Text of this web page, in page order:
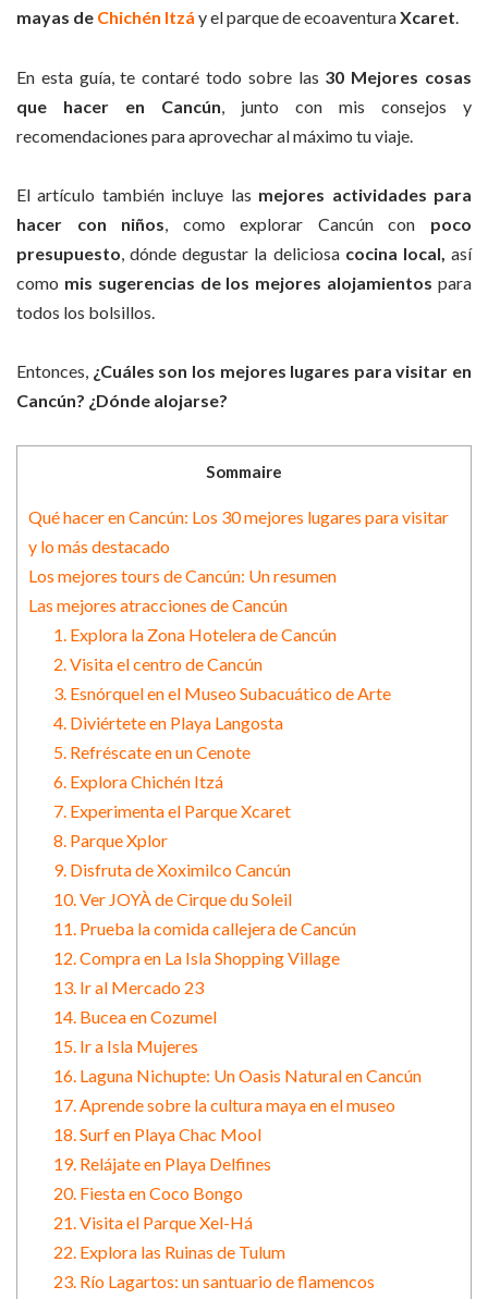
mayas de Chichén Itzá y el parque de ecoaventuraXcaret.
En esta guía, te contaré todo sobre las 30 Mejores cosas
que hacer en Cancún , junto con mis consejos y
recomendaciones para aprovechar al máximo tu viaje.
El artículo también incluye las mejores actividades para
hacer con niños, como explorar Cancún con poco
presupuesto, dónde degustar la deliciosacocina local, así
como mis sugerencias de los mejores alojamientos para
todos los bolsillos.
Entonces, ¿Cuáles son los mejores lugares para visitar en
Cancún? ¿Dónde alojarse?
Sommaire
Qué hacer en Cancún: Los 30 mejores lugares para visitar
y lo más destacado
Los mejores tours de Cancún: Un resumen
Las mejores atracciones de Cancún
1. Explora la Zona Hotelera de Cancún
2. Visita el centro de Cancún
3. Esnórquel en el Museo Subacuático de Arte
4. Diviértete en Playa Langosta
5. Refréscate en un Cenote
6. Explora Chichén Itzá
7. Experimenta el Parque Xcaret
8. Parque Xplor
9. Disfruta de Xoximilco Cancún
10. Ver JOYÀ de Cirque du Soleil
11. Prueba la comida callejera de Cancún
12. Compra en La Isla Shopping Village
13. Ir al Mercado 23
14. Bucea en Cozumel
15. Ir a Isla Mujeres
16. Laguna Nichupte: Un Oasis Natural en Cancún
17. Aprende sobre la cultura maya en el museo
18. Surf en Playa Chac Mool
19. Relájate en Playa Delfines
20. Fiesta en Coco Bongo
21. Visita el Parque Xel-Há
22. Explora las Ruinas de Tulum
23. Río Lagartos: un santuario de flamencos